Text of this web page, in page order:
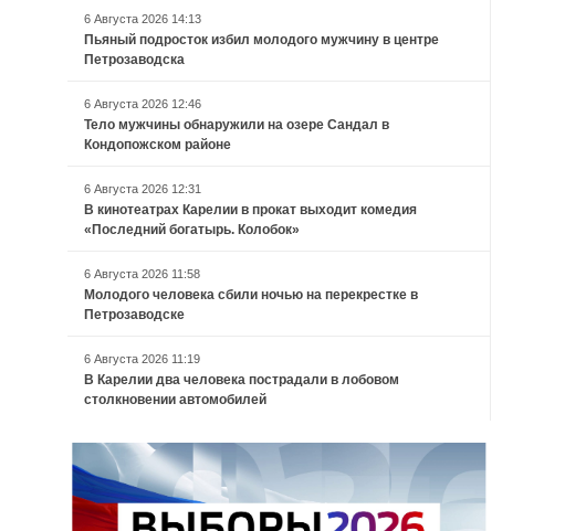
6 Августа 2026 14:13
Пьяный подросток избил молодого мужчину в центре
Петрозаводска
6 Августа 2026 12:46
Тело мужчины обнаружили на озере Сандал в
Кондопожском районе
6 Августа 2026 12:31
В кинотеатрах Карелии в прокат выходит комедия
«Последний богатырь. Колобок»
6 Августа 2026 11:58
Молодого человека сбили ночью на перекрестке в
Петрозаводске
6 Августа 2026 11:19
В Карелии два человека пострадали в лобовом
столкновении автомобилей